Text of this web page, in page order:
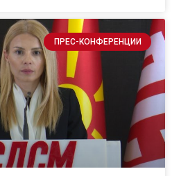
ПРЕС-КОНФЕРЕНЦИИ